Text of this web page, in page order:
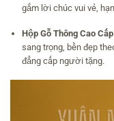
gắm lời chúc vui vẻ,
Hộp Gỗ Thông Cao
sang trọng, bền đẹp
đẳng cấp người tặng.